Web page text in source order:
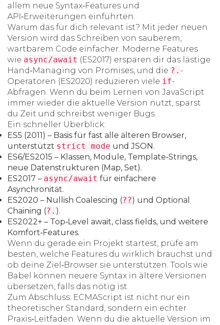
allem neue Syntax‑Features und
API‑Erweiterungen einführten.
Warum das für dich relevant ist? Mit jeder neuen
Version wird das Schreiben von sauberem,
wartbarem Code einfacher. Moderne Features
wie async/await (ES2017) ersparen dir das lästige
Hand‑Managing von Promises, und die ?. -
Operatoren (ES2020) reduzieren viele if-
Abfragen. Wenn du beim Lernen von JavaScript
immer wieder die aktuelle Version nutzt, sparst
du Zeit und schreibst weniger Bugs.
Ein schneller Überblick:
ES5 (2011) – Basis für fast alle älteren Browser,
unterstützt strict mode und JSON.
ES6/ES2015 – Klassen, Module, Template‑Strings,
neue Datenstrukturen (Map, Set).
ES2017 – async/await für einfachere
Asynchronität.
ES2020 – Nullish Coalescing (??) und Optional
Chaining (?. ).
ES2022+ – Top‑Level await, class fields, und weitere
Komfort‑Features.
Wenn du gerade ein Projekt startest, prüfe am
besten, welche Features du wirklich brauchst und
ob deine Ziel‑Browser sie unterstützen. Tools wie
Babel können neuere Syntax in ältere Versionen
übersetzen, falls das nötig ist.
Zum Abschluss: ECMAScript ist nicht nur ein
theoretischer Standard, sondern ein echter
Praxis‑Leitfaden. Wenn du die aktuelle Version im